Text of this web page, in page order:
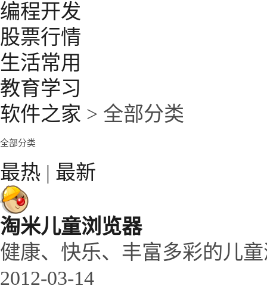
编程开发
股票行情
生活常用
教育学习
软件之家 > 全部分类
全部分类
最热 | 最新
淘米儿童浏览器
健康、快乐、丰富多彩的儿
2012-03-14